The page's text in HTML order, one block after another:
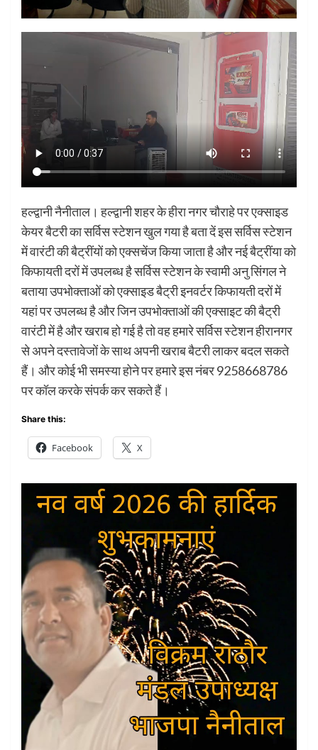
हल्द्वानी नैनीताल। हल्द्वानी शहर के हीरा नगर चौराहे पर एक्साइड
केयर बैटरी का सर्विस स्टेशन खुल गया है बता दें इस सर्विस स्टेशन
में वारंटी की बैट्रींयों को एक्सचेंज किया जाता है और नई बैट्रींया को
किफायती दरों में उपलब्ध है सर्विस स्टेशन के स्वामी अनु सिंगल ने
बताया उपभोक्ताओं को एक्साइड बैट्री इनवर्टर किफायती दरों में
यहां पर उपलब्ध है और जिन उपभोक्ताओं की एक्साइट की बैट्री
वारंटी में है और खराब हो गई है तो वह हमारे सर्विस स्टेशन हीरानगर
से अपने दस्तावेजों के साथ अपनी खराब बैटरी लाकर बदल सकते
हैं। और कोई भी समस्या होने पर हमारे इस नंबर 9258668786
पर कॉल करके संपर्क कर सकते हैं।
Share this:
Facebook X